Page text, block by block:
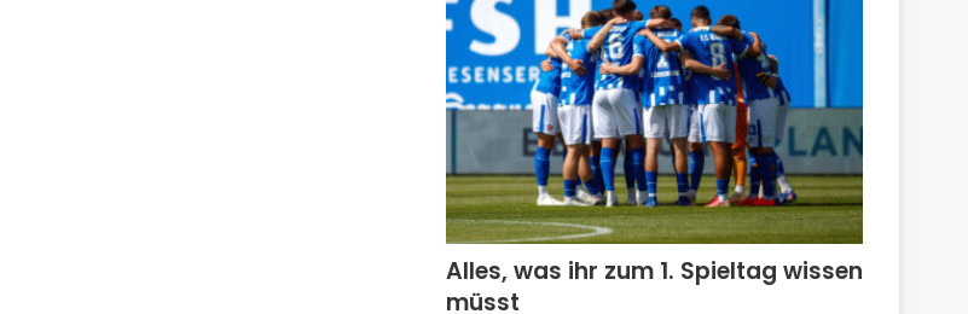
Alles, was ihr zum 1. Spieltag wissen
müsst